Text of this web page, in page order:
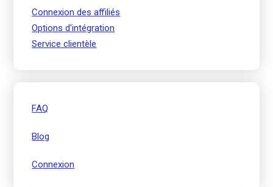
Connexion des affiliés
Options d'intégration
Service clientèle
FAQ
Blog
Connexion